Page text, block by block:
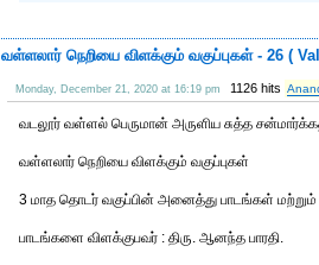
வள்ளலார் நெறியை விளக்கும் வகுப்புகள் - 26 (
Monday, December 21, 2020 at 16:19 pm 1126 hits
வடலூர் வள்ளல் பெருமான் அருளிய சுத்த
வள்ளலார் நெறியை விளக்கும் வகுப்புகள்
3 மாத தொடர் வகுப்பின் அனைத்து பாடங்கள் மற்றும்
பாடங்களை விளக்குபவர் : திரு. ஆனந்த பாரதி.